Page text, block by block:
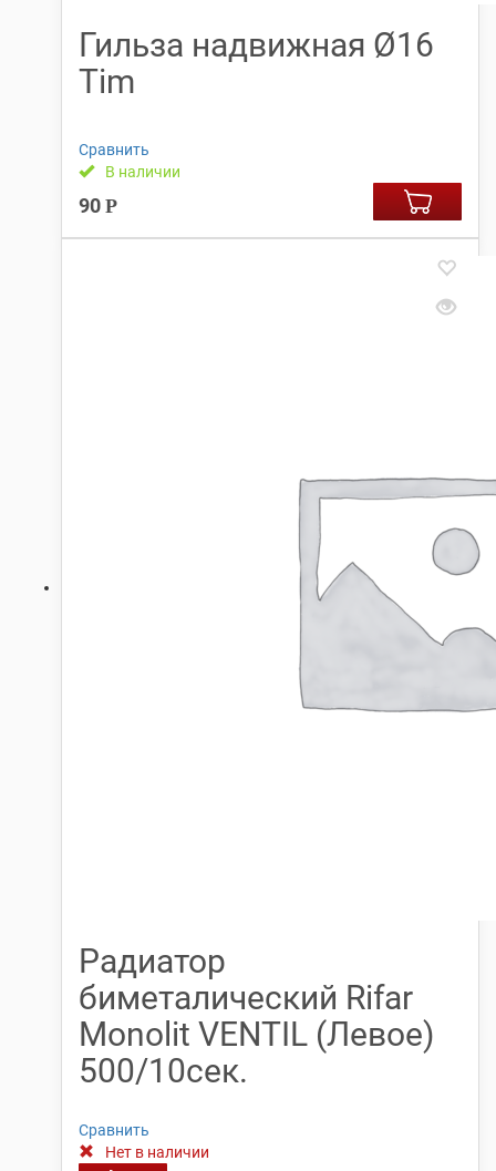
Гильза надвижная Ø16
Tim
Сравнить
В наличии
90 Р
Радиатор
биметалический Rifar
Monolit VENTIL (Левое)
500/10сек.
Сравнить
Нет в наличии